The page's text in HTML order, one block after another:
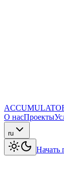
О насПроекты
ru
Начать